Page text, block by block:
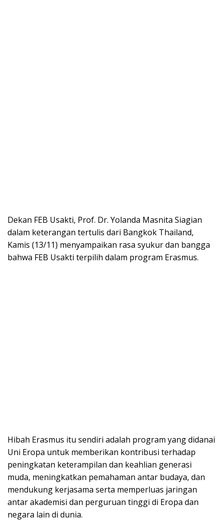
Dekan FEB Usakti, Prof. Dr. Yolanda Masnita Siagian
dalam keterangan tertulis dari Bangkok Thailand,
Kamis (13/11) menyampaikan rasa syukur dan bangga
bahwa FEB Usakti terpilih dalam program Erasmus.
Hibah Erasmus itu sendiri adalah program yang didanai
Uni Eropa untuk memberikan kontribusi terhadap
peningkatan keterampilan dan keahlian generasi
muda, meningkatkan pemahaman antar budaya, dan
mendukung kerjasama serta memperluas jaringan
antar akademisi dan perguruan tinggi di Eropa dan
negara lain di dunia.